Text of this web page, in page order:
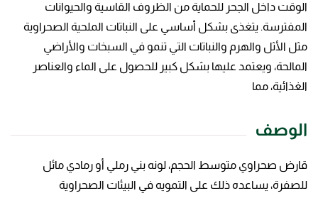
الوقت داخل الجحر للحماية من الظروف القاسية والحيوانات
المفترسة. يتغذى بشكل أساسي على النباتات الملحية الصحراوية
مثل الأثل والهرم والنباتات التي تنمو في السبخات والأراضي
المالحة، ويعتمد عليها بشكل كبير للحصول على الماء والعناصر
الغذائية، مما
الوصف
قارض صحراوي متوسط الحجم، لونه بني رملي أو رمادي مائل
للصفرة، يساعده ذلك على التمويه في البيئات الصحراوية